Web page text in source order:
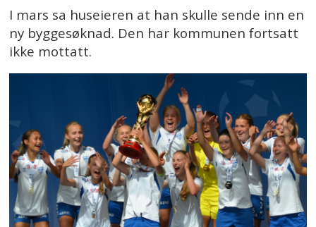
I mars sa huseieren at han skulle sende inn en
ny byggesøknad. Den har kommunen fortsatt
ikke mottatt.